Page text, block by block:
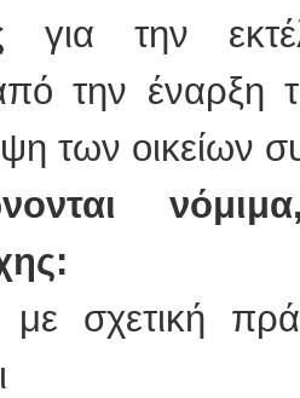
για την
την έναρξη
των οικείων
με σχετική